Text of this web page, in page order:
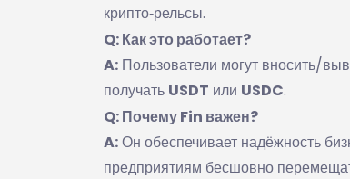
крипто‑рельсы.
Q: Как это работает?
A: Пользователи могут вносить/
получать USDT или USDC.
Q: Почему Fin важен?
A:Он обеспечивает надёжность
предприятиям бесшовно